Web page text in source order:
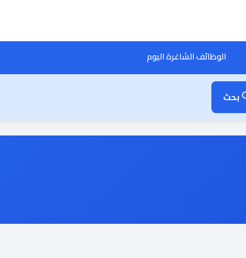
الوظائف الشاغرة اليوم
بحث